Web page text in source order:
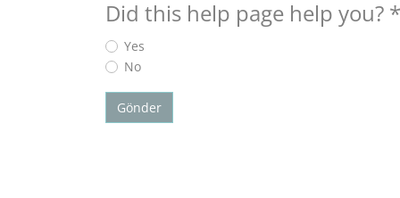
Did this help page help you? *
Yes
No
Gönder